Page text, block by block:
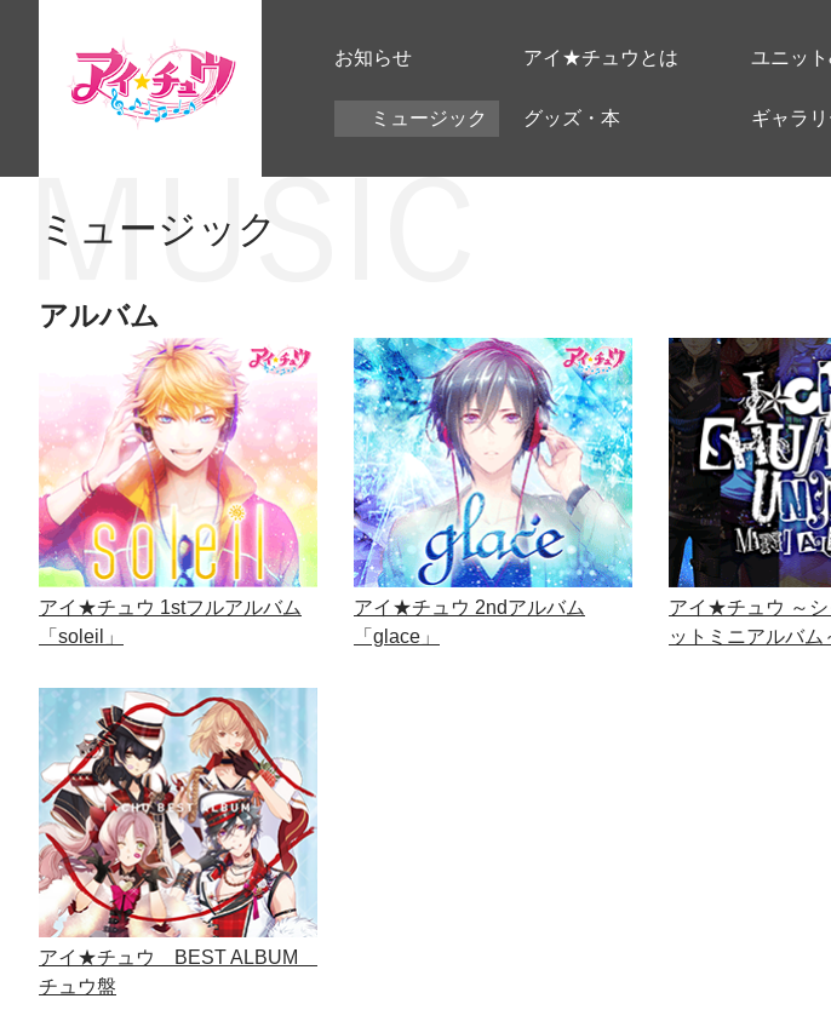
お知らせ アイ★チュウとは ユニッ
ミュージック グッズ・本 ギャラ
ミュージック
アルバム
アイ★チュウ 1stフルアルバム
「soleil」
アイ★チュウ 2ndアルバム
「glace」
アイ★チュウ ～シ
ットミニアルバム
アイ★チュウ BEST ALBUM
チュウ盤